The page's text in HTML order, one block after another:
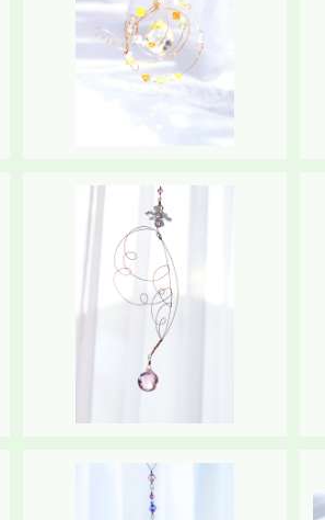
サンキャッチャー《universe（小
宇宙）》スタンド付き
¥9,480
サンキャッチャー《Wing (翼）》
¥8,450
SOLD OUT